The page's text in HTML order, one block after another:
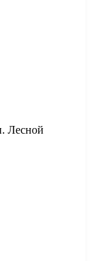
Лесной